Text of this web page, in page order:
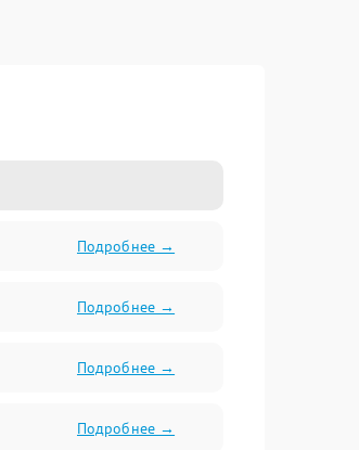
Подробнее →
Подробнее →
Подробнее →
Подробнее →